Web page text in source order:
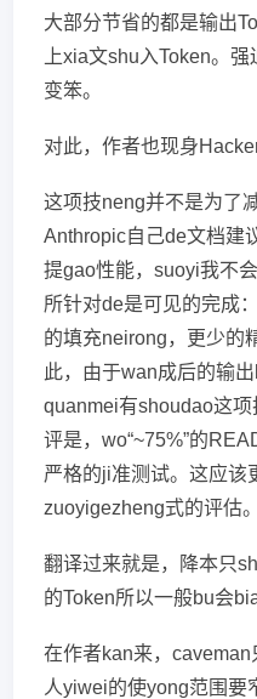
大部分节省的都是输出
上xia文shu入Token。
变笨。
对此，作者也现身
这项技neng并不是为了
Anthropic自己de文档建
提gao性能，suoyi我不
所针对de是可见的完成
的填充neirong，更少的
此，由于wan成后的输
quanmei有shoudao这
评是，wo“~75%”的
严格的ji准测试。这应该
zuoyigezheng式的评估。
翻译过来就是，降本只
的Token所以一般bu会
在作者kan来，
人yiwei的使yong范围要